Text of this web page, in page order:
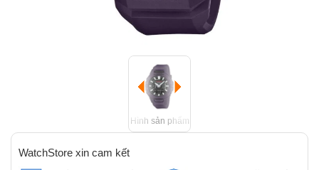
Hình sản phẩm
WatchStore xin cam kết